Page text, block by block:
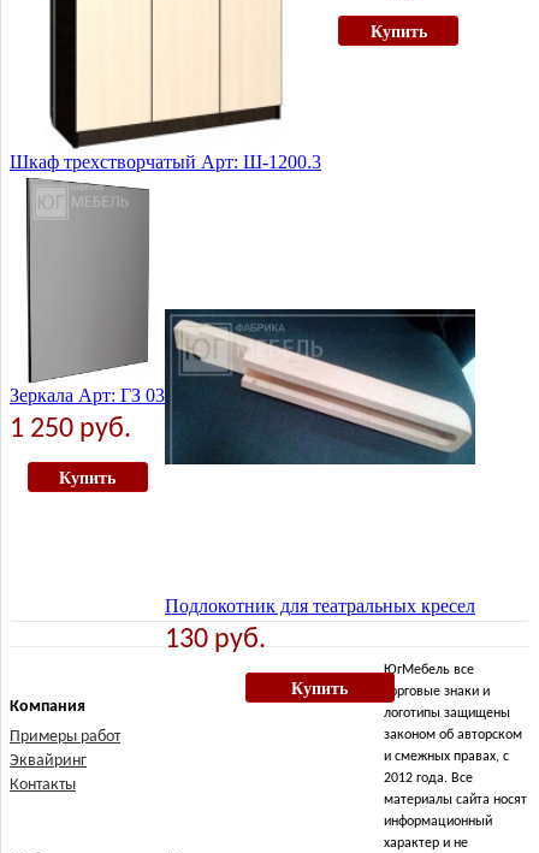
Шкаф трехстворчатый Арт: Ш-1200.3
7 520 руб.
Купить
Зеркала Арт: ГЗ 03
1 250 руб.
Купить
Подлокотник для театральных кресел
130 руб.
Купить
Компания
Примеры работ
Эквайринг
Контакты
ЮгМебель все
торговые знаки и
логотипы защищены
законом об авторском
и смежных правах, с
2012 года. Все
материалы сайта носят
информационный
характер и не